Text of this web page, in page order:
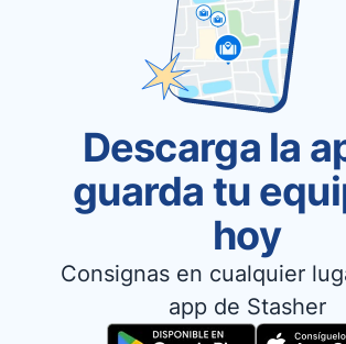
Descarga la
guarda tu
hoy
Consignas en cualquier
app de Stasher